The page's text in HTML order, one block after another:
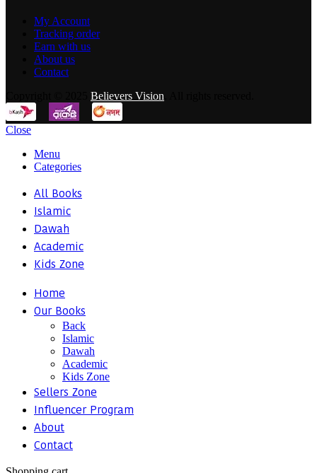
My Account
Tracking order
Earn with us
About us
Contact
Believers Vision
Close
Menu
Categories
All Books
Islamic
Dawah
Academic
Kids Zone
Home
Our Books
Back
Islamic
Dawah
Academic
Kids Zone
Sellers Zone
Influencer Program
About
Contact